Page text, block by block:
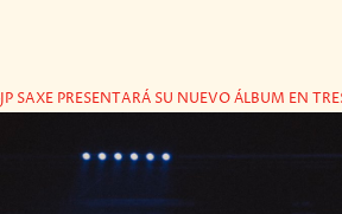
JP SAXE PRESENTARÁ SU NUEVO ÁLBUM EN